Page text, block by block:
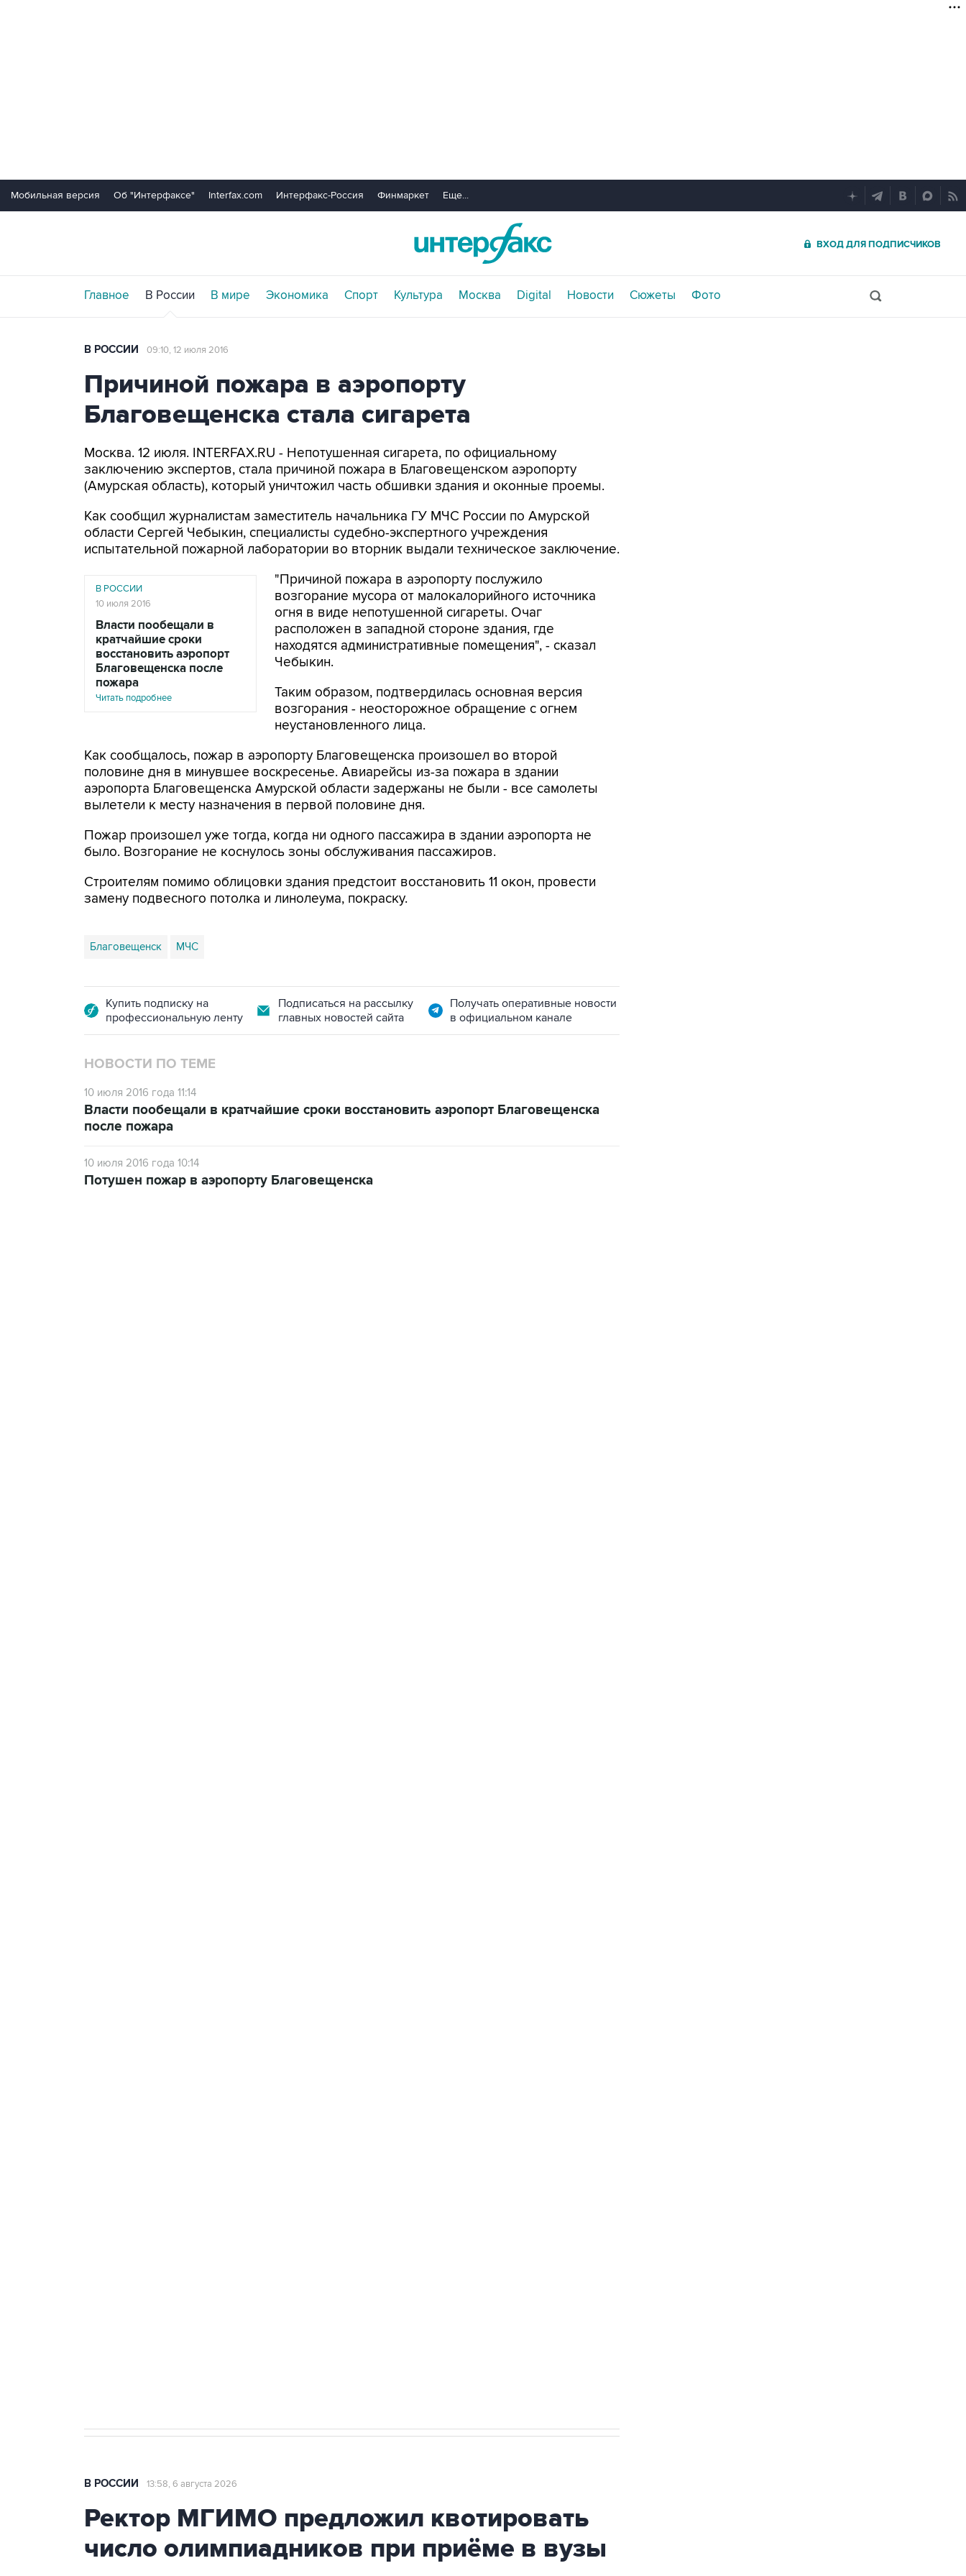
Мобильная версия Об "Интерфаксе" Interfax.com Интерфакс-Россия Финмаркет Еще...
ВХОД ДЛЯ ПОДПИСЧИКОВ
Главное В России В мире Экономика Спорт Культура Москва Digital Новости Сюжеты Фото
В РОССИИ 09:10, 12 июля 2016
Причиной пожара в аэропорту
Благовещенска стала сигарета
Москва. 12 июля. INTERFAX.RU - Непотушенная сигарета, по официальному
заключению экспертов, стала причиной пожара в Благовещенском аэропорту
(Амурская область), который уничтожил часть обшивки здания и оконные проемы.
Как сообщил журналистам заместитель начальника ГУ МЧС России по Амурской
области Сергей Чебыкин, специалисты судебно-экспертного учреждения
испытательной пожарной лаборатории во вторник выдали техническое заключение.
В РОССИИ
10 июля 2016
Власти пообещали в
кратчайшие сроки
восстановить аэропорт
Благовещенска после
пожара
Читать подробнее
"Причиной пожара в аэропорту послужило
возгорание мусора от малокалорийного источника
огня в виде непотушенной сигареты. Очаг
расположен в западной стороне здания, где
находятся административные помещения", - сказал
Чебыкин.
Таким образом, подтвердилась основная версия
возгорания - неосторожное обращение с огнем
неустановленного лица.
Как сообщалось, пожар в аэропорту Благовещенска произошел во второй
половине дня в минувшее воскресенье. Авиарейсы из-за пожара в здании
аэропорта Благовещенска Амурской области задержаны не были - все самолеты
вылетели к месту назначения в первой половине дня.
Пожар произошел уже тогда, когда ни одного пассажира в здании аэропорта не
было. Возгорание не коснулось зоны обслуживания пассажиров.
Строителям помимо облицовки здания предстоит восстановить 11 окон, провести
замену подвесного потолка и линолеума, покраску.
Благовещенск МЧС
Купить подписку на
профессиональную ленту
Подписаться на рассылку
главных новостей сайта
Получать оперативные новости
в официальном канале
НОВОСТИ ПО ТЕМЕ
10 июля 2016 года 11:14
Власти пообещали в кратчайшие сроки восстановить аэропорт Благовещенска
после пожара
10 июля 2016 года 10:14
Потушен пожар в аэропорту Благовещенска
В РОССИИ 13:58, 6 августа 2026
Ректор МГИМО предложил квотировать
число олимпиадников при приёме в вузы